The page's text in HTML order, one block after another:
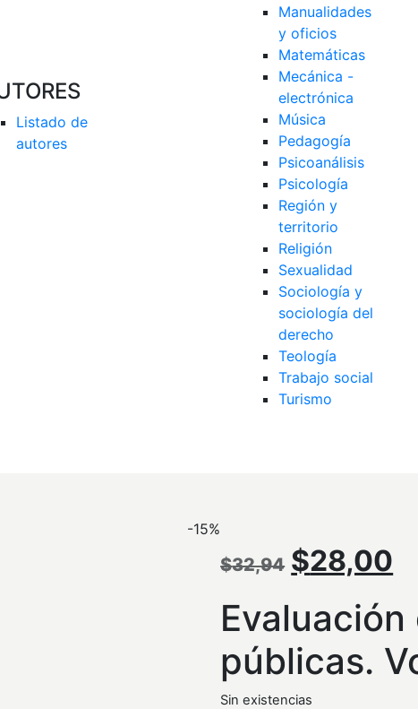
Listado de
autores
Manualidades
y oficios
Matemáticas
Mecánica -
electrónica
Música
Pedagogía
Psicoanálisis
Psicología
Región y
territorio
Religión
Sexualidad
Sociología y
sociología del
derecho
Teología
Trabajo social
Turismo
-15%
$32,94 El
precio
original
era:
$28,00
públicas.
Sin existencias